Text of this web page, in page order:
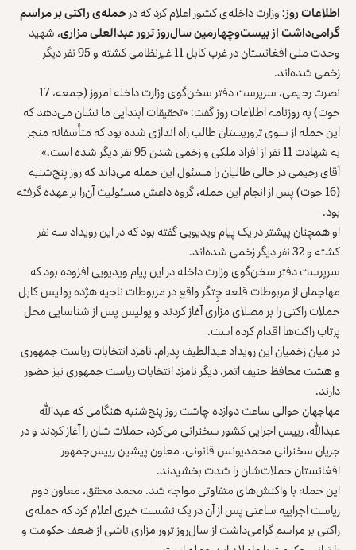
اطلاعات روز:وزارت داخله‌ی کشور اعلام کرد که درحمله‌ی راکتی بر مراسم
گرامی‌داشت از بیست‌وچهارمین سال‌روز ترور عبدالعلی مزاری، شهید
وحدت ملی افغانستان در غرب کابل 11 غیرنظامی کشته و 95 نفر دیگر
زخمی شده‌اند.
نصرت رحیمی، سرپرست دفتر سخن‌گوی وزارت داخله امروز (جمعه، 17
حوت) به روزنامه اطلاعات روز گفت: «تحقیقات ابتدایی ما نشان می‌دهد که
این حمله از سوی تروریستان طالب راه اندازی شده بود که متأسفانه منجر
به شهادت 11 نفر از افراد ملکی و زخمی شدن 95 نفر دیگر شده است.»
آقای رحیمی در حالی طالبان را مسئول این حمله می‌داند که روز پنج‌شنبه
(16 حوت) پس از انجام این حمله، گروه داعش مسئولیت آن‌را بر عهده گرفته
بود.
او همچنان پیشتر در یک پیام ویدیویی گفته بود که در این رویداد سه نفر
کشته و 32 نفر دیگر زخمی شده‌اند.
سرپرست دفتر سخن‌گوی وزارت داخله در این پیام ویدیویی افزوده بود که
مهاجمان از مربوطات قلعه چِتگر واقع در مربوطات ناحیه هژده پولیس کابل
حملات راکتی را بر مصلای مزاری آغاز کردند و پولیس پس از شناسایی محل
پرتاب راکت‌ها اقدام کرده است.
در میان زخمیان این رویداد عبدالطیف پدرام، نامزد انتخابات ریاست جمهوری
و هشت محافظ حنیف اتمر، دیگر نامزد انتخابات ریاست جمهوری نیز حضور
دارند.
مهاجهان حوالی ساعت دوازده چاشت روز پنج‌شنبه هنگامی که عبدالله
عبدالله، رییس اجرایی کشور سخنرانی می‌کرد، حملات شان را آغاز کردند و در
جریان سخنرانی محمدیونس قانونی، معاون پیشین رییس‌جمهور
افغانستان حملات‌شان را شدت بخشیدند.
این حمله با واکنش‌های متفاوتی مواجه شد. محمد محقق، معاون دوم
ریاست اجراییه ساعتی پس از آن در یک نشست خبری اعلام کرد که حمله‌ی
راکتی بر مراسم گرامی‌داشت از سال‌روز ترور مزاری ناشی از ضعف حکومت و